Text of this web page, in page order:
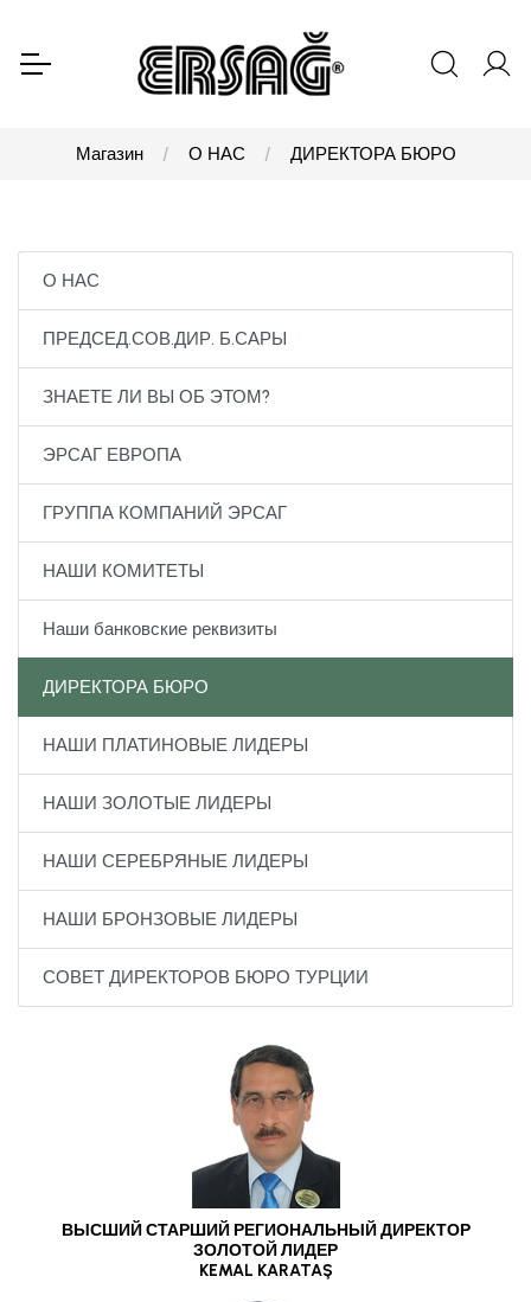
Магазин О НАС ДИРЕКТОРА БЮРО
О НАС
ПРЕДСЕД.СОВ.ДИР. Б.САРЫ
ЗНАЕТЕ ЛИ ВЫ ОБ ЭТОМ?
ЭРСАГ ЕВРОПА
ГРУППА КОМПАНИЙ ЭРСАГ
НАШИ КОМИТЕТЫ
Наши банковские реквизиты
ДИРЕКТОРА БЮРО
НАШИ ПЛАТИНОВЫЕ ЛИДЕРЫ
НАШИ ЗОЛОТЫЕ ЛИДЕРЫ
НАШИ СЕРЕБРЯНЫЕ ЛИДЕРЫ
НАШИ БРОНЗОВЫЕ ЛИДЕРЫ
СОВЕТ ДИРЕКТОРОВ БЮРО ТУРЦИИ
ВЫСШИЙ СТАРШИЙ РЕГИОНАЛЬНЫЙ ДИРЕКТОР
ЗОЛОТОЙ ЛИДЕР
KEMAL KARATAŞ